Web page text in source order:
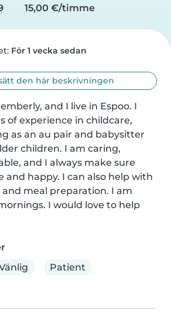
15,00 €/timme
För 1 vecka sedan
den här beskrivningen
and I live in Espoo. I
of experience in childcare,
as an au pair and babysitter
children. I am caring,
and I always make sure
and happy. I can also help with
meal preparation. I am
I would love to help
Patient